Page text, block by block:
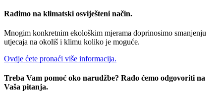
Radimo na klimatski osviješteni način.
Mnogim konkretnim ekološkim mjerama doprinosimo smanjenju
utjecaja na okoliš i klimu koliko je moguće.
Ovdje ćete pronaći više informacija.
Treba Vam pomoć oko narudžbe? Rado ćemo odgovoriti na
Vaša pitanja.